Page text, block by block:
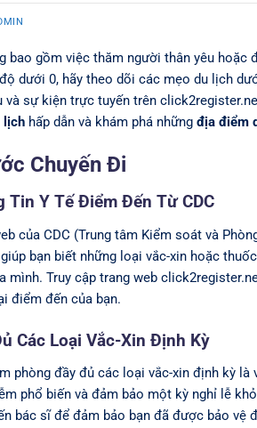
bao gồm việc thăm người thân yêu
dưới 0, hãy theo dõi các mẹo du lịch
và sự kiện trực tuyến trên
lịch hấp dẫn và khám phá những địa điểm
Chuyến Đi
Tin Y Tế Điểm Đến Từ CDC
của CDC (Trung tâm Kiểm soát và
giúp bạn biết những loại vắc-xin hoặc
mình. Truy cập trang web
điểm đến của bạn.
Các Loại Vắc-Xin Định Kỳ
phòng đầy đủ các loại vắc-xin định kỳ
phổ biến và đảm bảo một kỳ nghỉ lễ
bác sĩ để đảm bảo bạn đã được bảo